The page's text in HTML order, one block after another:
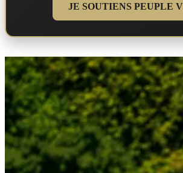
JE SOUTIENS PEUPLE